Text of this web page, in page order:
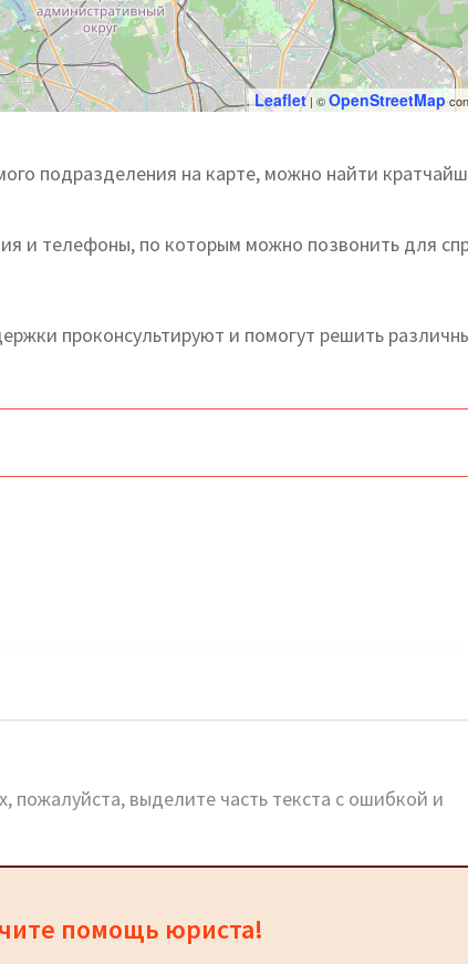
Leaflet| ©OpenStreetMap
подразделения на карте, можно найти
и телефоны, по которым можно позвонить для
проконсультируют и помогут решить
пожалуйста, выделите часть текста с ошибкой и
помощь юриста!